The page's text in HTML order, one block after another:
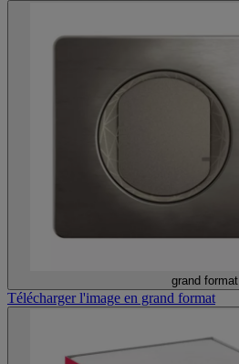
grand format
Télécharger l'image en grand format